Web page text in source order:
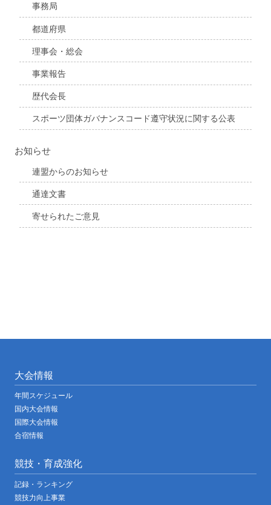
事務局
都道府県
理事会・総会
事業報告
歴代会長
スポーツ団体ガバナンスコード遵守状況に関する公表
お知らせ
連盟からのお知らせ
通達文書
寄せられたご意見
大会情報
年間スケジュール
国内大会情報
国際大会情報
合宿情報
競技・育成強化
記録・ランキング
競技力向上事業